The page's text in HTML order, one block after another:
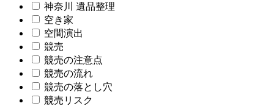
神奈川 遺品整理
空き家
空間演出
競売
競売の注意点
競売の流れ
競売の落とし穴
競売リスク